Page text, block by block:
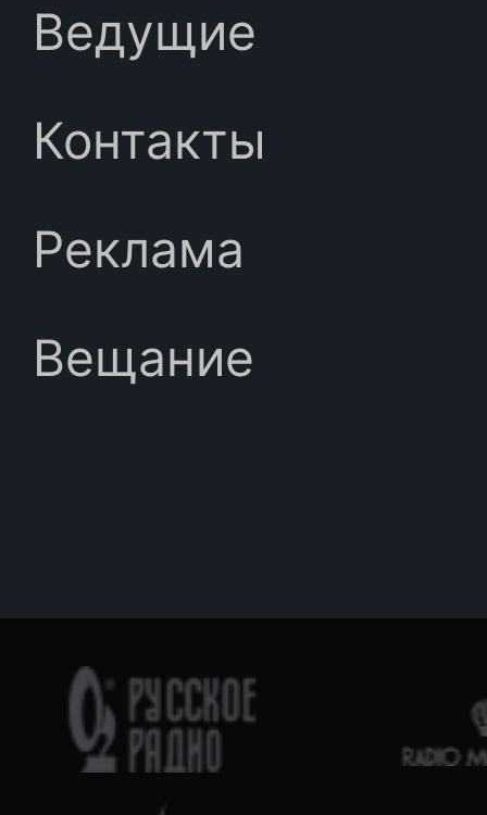
Ведущие
Контакты
Реклама
Вещание